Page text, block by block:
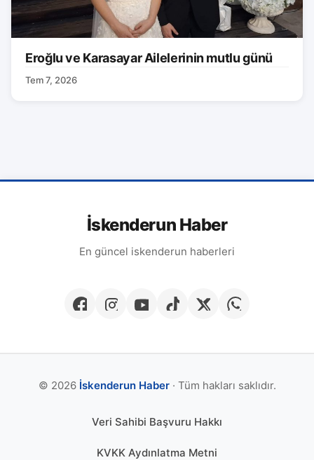
Eroğlu ve Karasayar Ailelerinin mutlu günü
Tem 7, 2026
İskenderun Haber
En güncel iskenderun haberleri
© 2026 İskenderun Haber· Tüm hakları saklıdır.
Veri Sahibi Başvuru Hakkı
KVKK Aydınlatma Metni